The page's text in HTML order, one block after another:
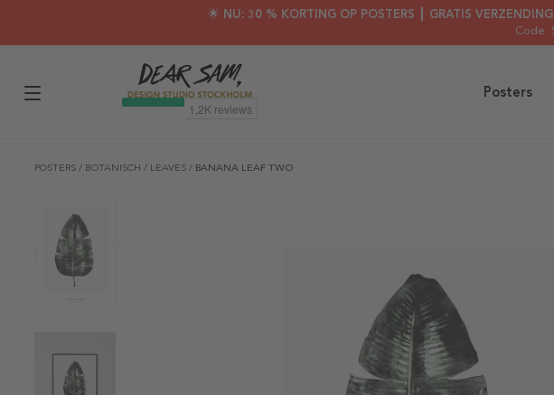
🌟 NU: 30 % KORTING OP POSTERS ┃ GRATIS
Code:
Posters
POSTERS / BOTANISCH / LEAVES / BANANA LEAF TWO